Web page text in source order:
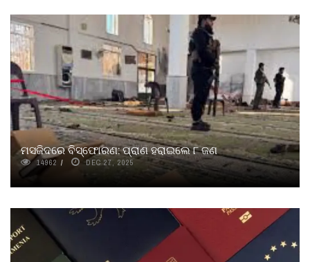
ମସଜିଦରେ ବିସ୍ଫୋରଣ: ପ୍ରାଣ ହରାଇଲେ ୮ ଜଣ
14962 DEC 27, 2025